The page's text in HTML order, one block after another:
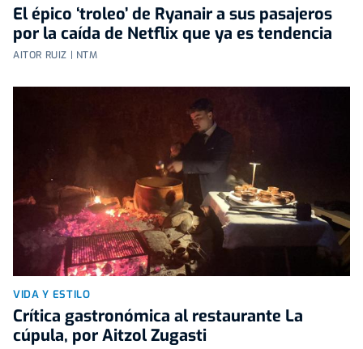
El épico ‘troleo’ de Ryanair a sus pasajeros
por la caída de Netflix que ya es tendencia
AITOR RUIZ | NTM
VIDA Y ESTILO
Crítica gastronómica al restaurante La
cúpula, por Aitzol Zugasti